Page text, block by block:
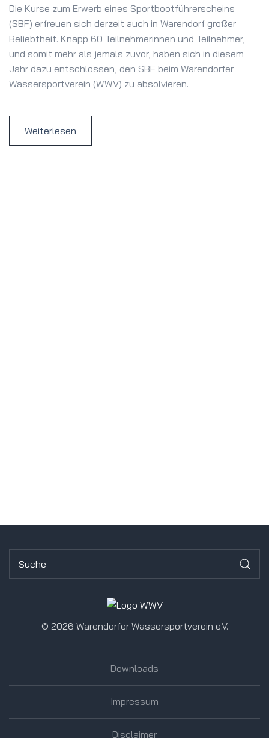
Die Kurse zum Erwerb eines Sportbootführerscheins
(SBF) erfreuen sich derzeit auch in Warendorf großer
Beliebtheit. Knapp 60 Teilnehmerinnen und Teilnehmer,
und somit mehr als jemals zuvor, haben sich in diesem
Jahr dazu entschlossen, den SBF beim Warendorfer
Wassersportverein (WWV) zu absolvieren.
Weiterlesen
© 2026 Warendorfer Wassersportverein e.V.
Downloads
Impressum
Disclaimer